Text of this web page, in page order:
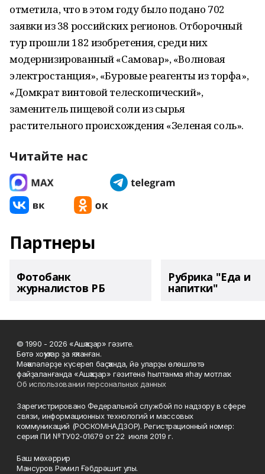
отметила, что в этом году было подано 702
заявки из 38 российских регионов. Отборочный
тур прошли 182 изобретения, среди них
модернизированный «Самовар», «Волновая
электростанция», «Буровые реагенты из торфа»,
«Домкрат винтовой телескопический»,
заменитель пищевой соли из сырья
растительного происхождения «Зеленая соль».
Читайте нас
Партнеры
Фотобанк
журналистов РБ
Рубрика "Еда и
напитки"
© 1990 - 2026 «Ашҡаҙар» гәзите.
Бөтә хоҡуҡтар ҙа яҡланған.
Мәҡәләләрҙе күсереп баҫҡанда, йә уларҙы өлөшләтә
файҙаланғанда «Ашҡаҙар» гәзитенә һылтанма яһау мотлаҡ.
Об использовании персональных данных
Зарегистрировано Федеральной службой по надзору в сфере
связи, информационных технологий и массовых
коммуникаций (РОСКОМНАДЗОР). Регистрационный номер:
серия ПИ №ТУ02-01679 от 22 июля 2019 г.
Баш мөхәррир
Мансуров Рәмил Ғәбдрәшит улы.